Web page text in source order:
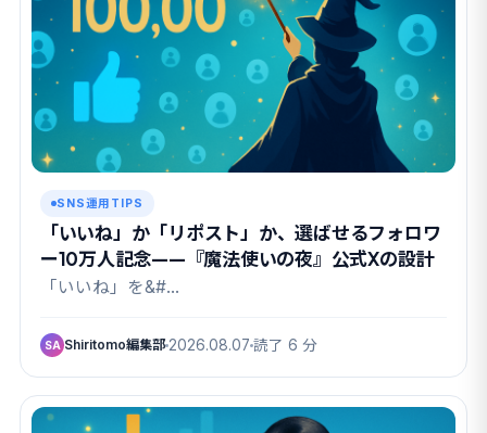
SNS運用TIPS
「いいね」か「リポスト」か、選ばせるフォロワ
ー10万人記念——『魔法使いの夜』公式Xの設計
「いいね」を&#…
SA Shiritomo編集部 2026.08.07 読了 6 分